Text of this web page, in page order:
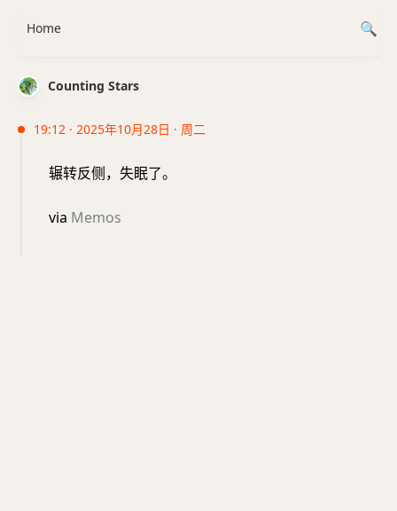
Counting Stars
19:12 · 2025年10月28日 · 周二
辗转反侧，失眠了。
via Memos
Home